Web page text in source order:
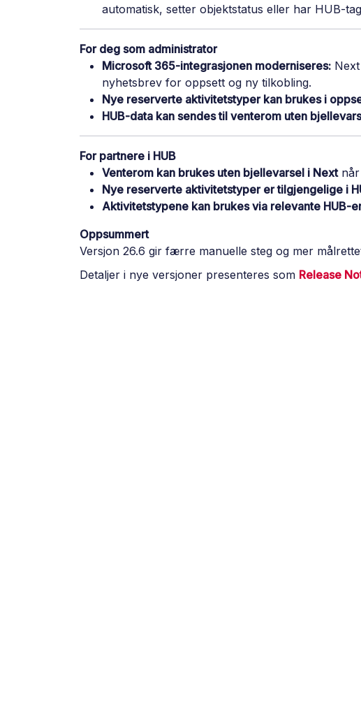
automatisk, setter objektstatus eller har HUB-
For deg som administrator
Microsoft 365-integrasjonen moderniseres:
nyhetsbrev for oppsett og ny tilkobling.
Nye reserverte aktivitetstyper kan brukes i
HUB-data kan sendes til venterom uten
For partnere i HUB
Venterom kan brukes uten bjellevarsel i Nextnår
Nye reserverte aktivitetstyper er tilgjengelige i
Aktivitetstypene kan brukes via relevante HUB-
Oppsummert
Versjon 26.6 gir færre manuelle steg og mer
Detaljer i nye versjoner presenteres som Release